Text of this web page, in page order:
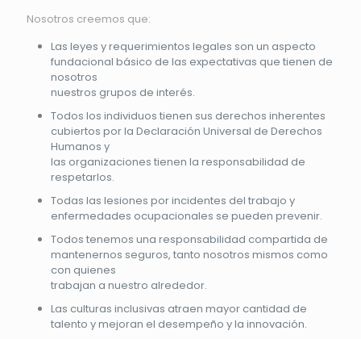
Nosotros creemos que:
Las leyes y requerimientos legales son un aspecto
fundacional básico de las expectativas que tienen de
nosotros
nuestros grupos de interés.
Todos los individuos tienen sus derechos inherentes
cubiertos por la Declaración Universal de Derechos
Humanos y
las organizaciones tienen la responsabilidad de
respetarlos.
Todas las lesiones por incidentes del trabajo y
enfermedades ocupacionales se pueden prevenir.
Todos tenemos una responsabilidad compartida de
mantenernos seguros, tanto nosotros mismos como
con quienes
trabajan a nuestro alrededor.
Las culturas inclusivas atraen mayor cantidad de
talento y mejoran el desempeño y la innovación.